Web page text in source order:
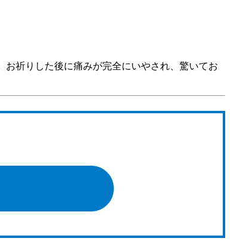
祈りした後に痛みが完全にいやされ、驚いてお